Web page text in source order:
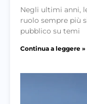
Negli ultimi anni,
ruolo sempre più
pubblico su temi
Continua a leggere »